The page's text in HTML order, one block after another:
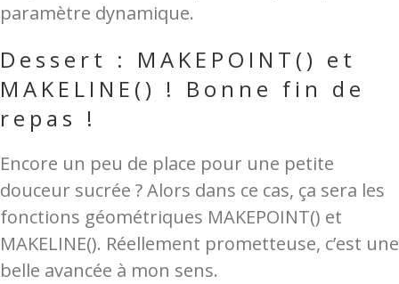
paramètre dynamique.
Dessert : MAKEPOINT() et
MAKELINE() ! Bonne fin de
repas !
Encore un peu de place pour une petite
douceur sucrée ? Alors dans ce cas, ça sera les
fonctions géométriques MAKEPOINT() et
MAKELINE(). Réellement prometteuse, c’est une
belle avancée à mon sens.